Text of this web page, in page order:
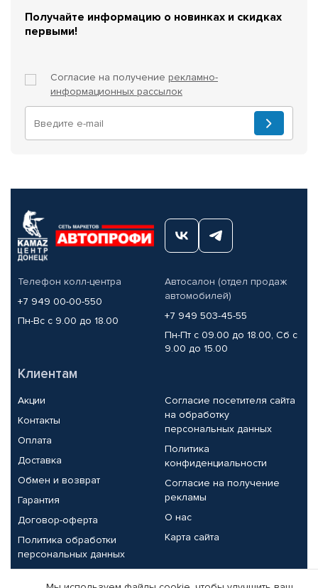
Получайте информацию о новинках и скидках
первыми!
Согласие на получение рекламно-
информационных рассылок
Телефон колл-центра
+7 949 00-00-550
Пн-Вс с 9.00 до 18.00
Автосалон (отдел продаж
автомобилей)
+7 949 503-45-55
Пн-Пт с 09.00 до 18.00, Сб с
9.00 до 15.00
Клиентам
Акции
Контакты
Оплата
Доставка
Обмен и возврат
Гарантия
Договор-оферта
Политика обработки
персональных данных
Согласие посетителя сайта
на обработку
персональных данных
Политика
конфиденциальности
Согласие на получение
рекламы
О нас
Карта сайта